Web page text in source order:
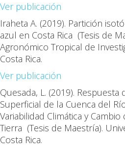
Ver publicación
Iraheta A. (2019). Partición
azul en Costa Rica (Tesis de
Agronómico Tropical de
Costa Rica.
Ver publicación
Quesada, L. (2019). Respuesta
Superficial de la Cuenca del
Variabilidad Climática y
Tierra (Tesis de Maestría).
Costa Rica.